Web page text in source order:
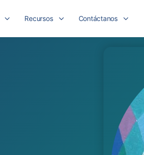
Recursos Contáctanos